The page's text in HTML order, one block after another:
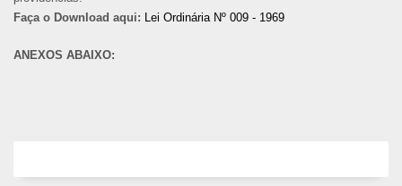
Faça o Download aqui: Lei Ordinária Nº 009 - 1969
ANEXOS ABAIXO: